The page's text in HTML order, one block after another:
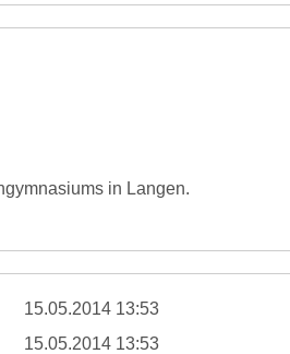
in Langen.
15.05.2014 13:53
15.05.2014 13:53